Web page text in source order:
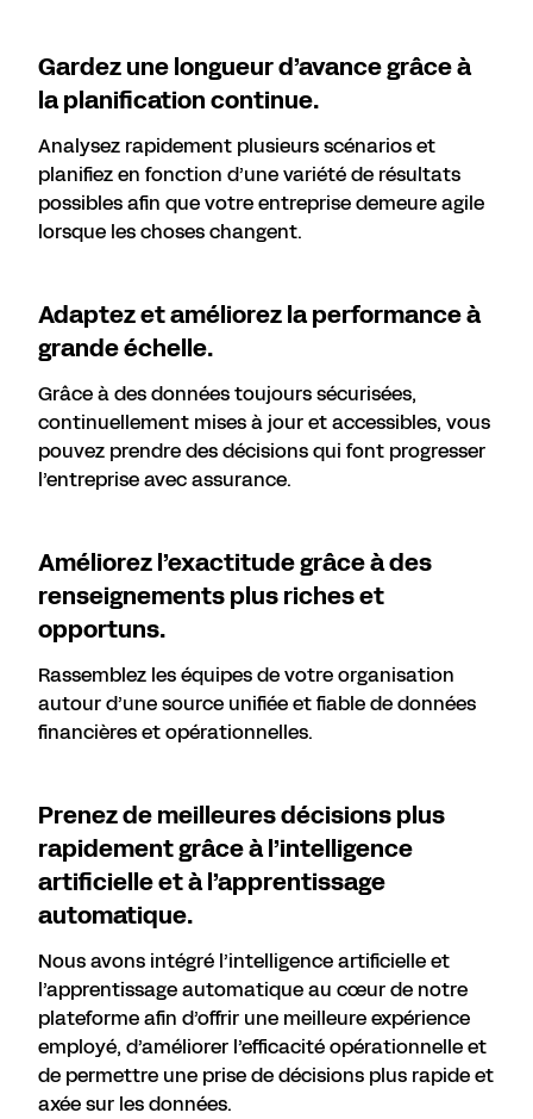
Gardez une longueur d’avance grâce à
la planification continue.
Analysez rapidement plusieurs scénarios et
planifiez en fonction d’une variété de résultats
possibles afin que votre entreprise demeure agile
lorsque les choses changent.
Adaptez et améliorez la performance à
grande échelle.
Grâce à des données toujours sécurisées,
continuellement mises à jour et accessibles, vous
pouvez prendre des décisions qui font progresser
l’entreprise avec assurance.
Améliorez l’exactitude grâce à des
renseignements plus riches et
opportuns.
Rassemblez les équipes de votre organisation
autour d’une source unifiée et fiable de données
financières et opérationnelles.
Prenez de meilleures décisions plus
rapidement grâce à l’intelligence
artificielle et à l’apprentissage
automatique.
Nous avons intégré l’intelligence artificielle et
l’apprentissage automatique au cœur de notre
plateforme afin d’offrir une meilleure expérience
employé, d’améliorer l’efficacité opérationnelle et
de permettre une prise de décisions plus rapide et
axée sur les données.